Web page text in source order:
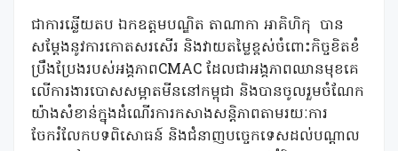
ជាការឆ្លើយតប ឯកឧត្តមបណ្ឌិត តាណាកា អាគិហិកុ បាន
សម្តែងនូវការកោតសរសើរ និងវាយតម្លៃខ្ពស់ចំពោះកិច្ចខិតខំ
ប្រឹងប្រែងរបស់អង្គភាពCMAC ដែលជាអង្គភាពឈានមុខគេ
លើការងារបោសសម្អាតមីននៅកម្ពុជា និងបានចូលរួមចំណែក
យ៉ាងសំខាន់ក្នុងដំណើរការកសាងសន្ដិភាពតាមរយៈការ
ចែករំលែកបទពិសោធន៍ និងជំនាញបច្ចេកទេសដល់បណ្ដាល